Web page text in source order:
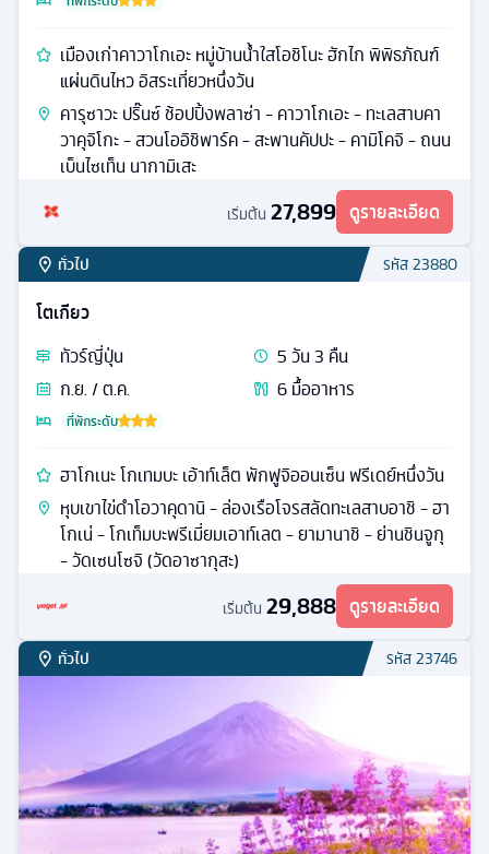
โตเกียว
คืน
7มื้ออาหาร
ที่พักระดับ
เมืองเก่าคาวาโกเอะ หมู่บ้านน้ำใสโอชิโนะ ฮักไก พิพิธภัณฑ์
แผ่นดินไหว อิสระเที่ยวหนึ่งวัน
คารุซาวะ ปริ๊นซ์ ช้อปปิ้งพลาซ่า - คาวาโกเอะ - ทะเลสาบคา
วาคุจิโกะ - สวนโออิชิพาร์ค - สะพานคัปปะ - คามิโคจิ - ถนน
เบ็นไซเท็น นากามิเสะ
เริ่มต้น27,899 ดูรายละเอียด
ทั่วไป รหัส23880